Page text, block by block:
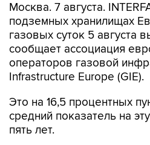
Москва. 7 августа.
подземных хранилищах
газовых суток 5 августа
сообщает ассоциация
операторов газовой
Infrastructure Europe (GIE).
Это на 16,5 процентных
средний показатель на
пять лет.